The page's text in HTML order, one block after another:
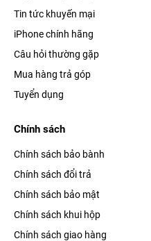
Tin tức khuyến mại
iPhone chính hãng
Câu hỏi thường gặp
Mua hàng trả góp
Tuyển dụng
Chính sách
Chính sách bảo bành
Chính sách đổi trả
Chính sách bảo mật
Chính sách khui hộp
Chính sách giao hàng